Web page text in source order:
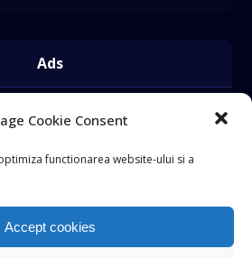
Cookie Consent
functionarea website-ului si a
Accept cookies
Ads